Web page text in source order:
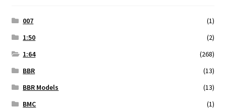
007
(1)
1:50
(2)
1:64
(268)
BBR
(13)
BBR Models
(13)
BMC
(1)